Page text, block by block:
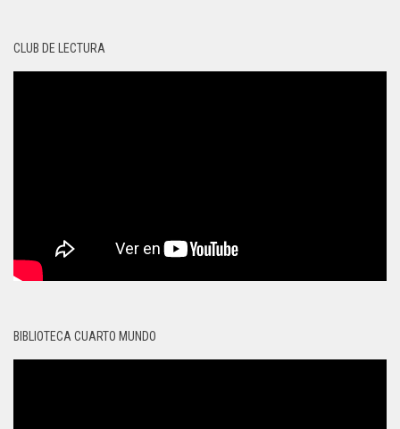
CLUB DE LECTURA
BIBLIOTECA CUARTO MUNDO